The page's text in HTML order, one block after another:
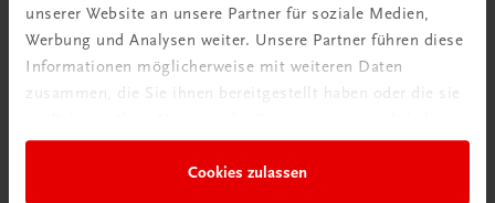
unserer Website an unsere Partner für soziale Medien,
Werbung und Analysen weiter. Unsere Partner führen diese
Informationen möglicherweise mit weiteren Daten
zusammen, die Sie ihnen bereitgestellt haben oder die sie
Cookies zulassen